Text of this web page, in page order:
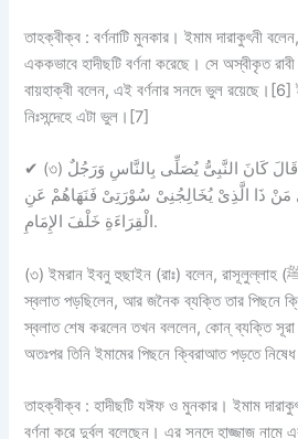
তাহক্বীক্ব : বর্ণনাটি মুনকার। ইমাম দারাকুৎনী
এককভাবে হাদীছটি বর্ণনা করেছে। সে অস্বীকৃত
বায়হাক্বী বলেন, এই বর্ণনার সনদে ভুল
নিঃসন্দেহে এটা ভুল।[7]
✔ (৩) عَنْ عِمْرَانَ بْنِ حُصَيْنٍ قَالَ كَانَ النَّبِىُّ يُصَلِّى بِالنَّاسِ وَرَجُلٌ
مَنْ ذَا الَّذِىْ يُخَالِجُنِىْ سُوْرَتِىْ فَنَهَاهُمْ عَنِ
الْقِرَاءَةِ خَلْفَ الإِمَامِ.
(৩) ইমরান ইবনু হুছাইন (রাঃ) বলেন, রাসূলুল্লাহ (ﷺ) একদা মুছল্লীদের সাথে
স্বলাত পড়ছিলেন, আর জনৈক ব্যক্তি তার পিছনে
স্বলাত শেষ করলেন তখন বললেন, কোন্ ব্যক্তি সূরা
অতঃপর তিনি ইমামের পিছনে ক্বিরাআত পড়তে
তাহক্বীক্ব : হাদীছটিযঈফ ও মুনকার। ইমাম
বর্ণনা করে দুর্বল বলেছেন। এর সনদে হাজ্জাজ